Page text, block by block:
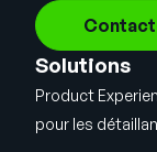
Solutions
Product
pour les